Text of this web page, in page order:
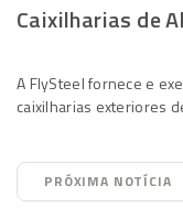
Caixilharias de
A FlySteel fornece e
caixilharias exteriores
PRÓXIMA NOTÍCIA